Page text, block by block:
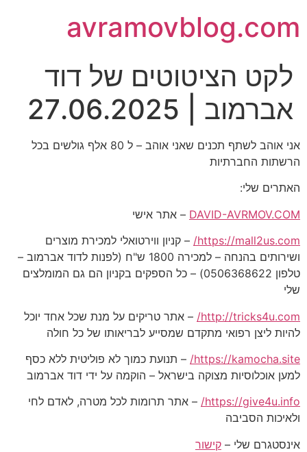
avramovblog.com
לקט הציטוטים של דוד
אברמוב | 27.06.2025
אני אוהב לשתף תכנים שאני אוהב – ל 80 אלף גולשים בכל
הרשתות החברתיות
האתרים שלי:
DAVID-AVRMOV.COM – אתר אישי
https://mall2us.com/ – קניון ווירטואלי למכירת מוצרים
ושירותים בהנחה – למכירה 1800 ש"ח (לפנות לדוד אברמוב –
טלפון 0506368622) – כל הספקים בקניון הם גם המומלצים
שלי
http://tricks4u.com/ – אתר טריקים על מנת שכל אחד יוכל
להיות ליצן רפואי מתקדם שמסייע לבריאותו של כל חולה
https://kamocha.site/ – תנועת כמוך לא פוליטית ללא כסף
למען אוכלוסיות מצוקה בישראל – הוקמה על ידי דוד אברמוב
https://give4u.info/ – אתר תרומות לכל מטרה, לאדם לחי
ולאיכות הסביבה
אינסטגרם שלי – קישור